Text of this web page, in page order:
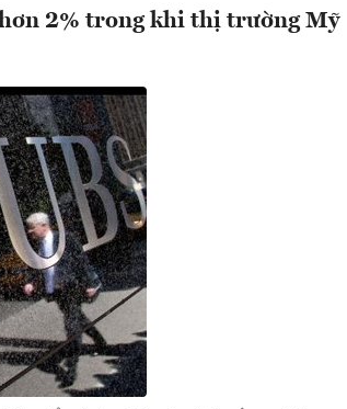
2% trong khi thị trường Mỹ